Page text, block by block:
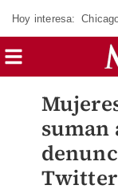
Hoy interesa:
suman
Twitter